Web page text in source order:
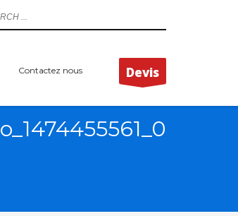
Contactez nous Devis
o_1474455561_0